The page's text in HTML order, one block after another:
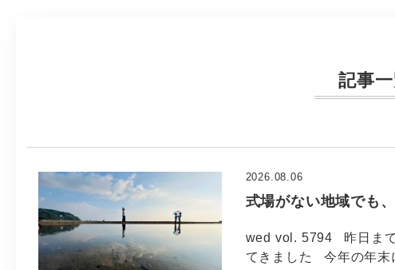
記事
式場がない地域でも
2026.08.06
wed vol. 5794 昨日まで
てきました 今年の年末